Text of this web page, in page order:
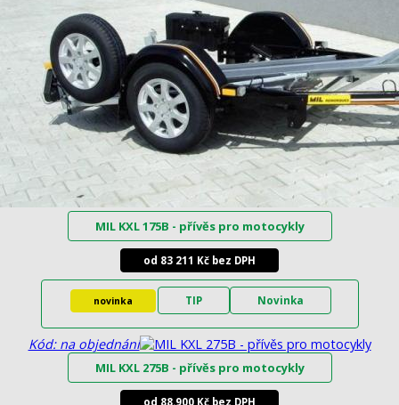
MIL KXL 175B - přívěs pro motocykly
od 83 211 Kč bez DPH
novinka TIP Novinka
Kód: na objednání
MIL KXL 275B - přívěs pro motocykly
od 88.900 Kč bez DPH